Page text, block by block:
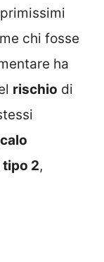
chi fosse
ha
rischio di
calo
2,